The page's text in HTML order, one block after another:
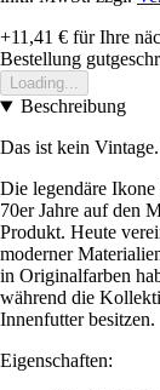
+11,41 € für Ihre
Bestellung
Loading...
Beschreibung
Das ist kein
Die legendäre
70er Jahre auf den
Produkt. Heute
moderner
in Originalfarben
während die
Innenfutter besitzen.
Eigenschaften: